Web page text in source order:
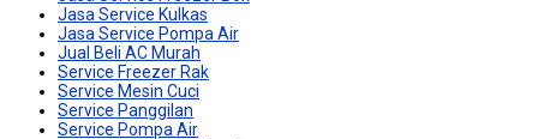
Jasa Service Kulkas
Jasa Service Pompa Air
Jual Beli AC Murah
Service Freezer Rak
Service Mesin Cuci
Service Panggilan
Service Pompa Air